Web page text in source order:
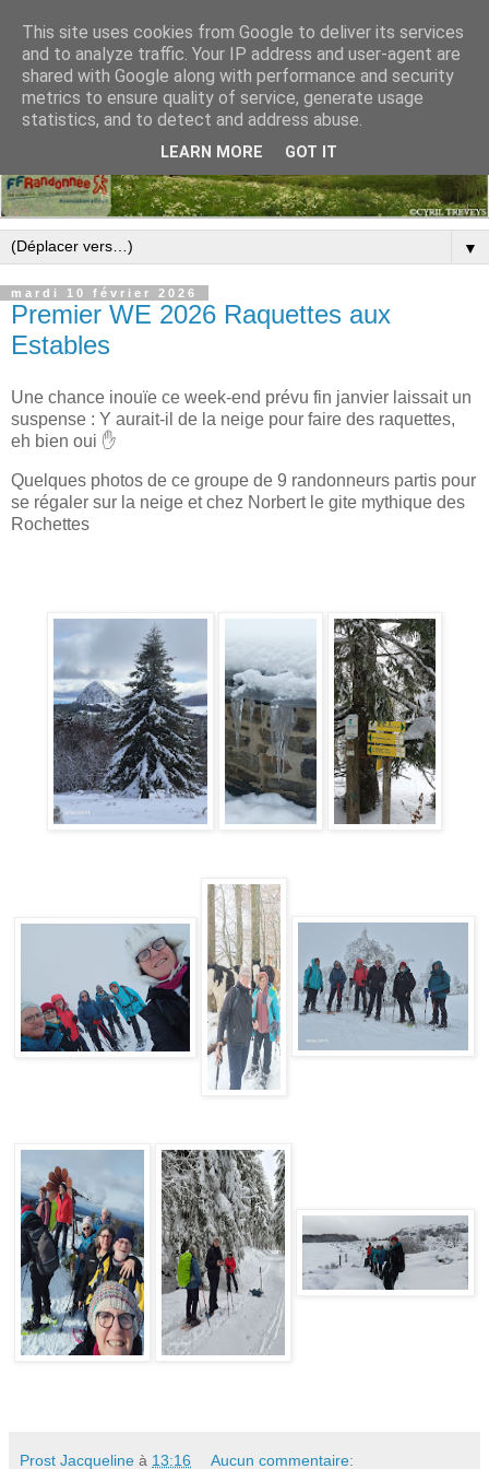
▼
mardi 10 février 2026
Premier WE 2026 Raquettes aux
Estables
Une chance inouïe ce week-end prévu fin janvier laissait un
suspense : Y aurait-il de la neige pour faire des raquettes,
eh bien oui ✋
Quelques photos de ce groupe de 9 randonneurs partis pour
se régaler sur la neige et chez Norbert le gite mythique des
Rochettes
Prost Jacqueline à 13:16 Aucun commentaire:
This site uses cookies from Google to deliver its services
and to analyze traffic. Your IP address and user-agent are
shared with Google along with performance and security
metrics to ensure quality of service, generate usage
statistics, and to detect and address abuse.
LEARN MORE GOT IT